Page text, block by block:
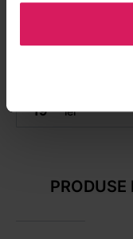
Gust complex,
în bucătăria
19 lei
PRODUSE